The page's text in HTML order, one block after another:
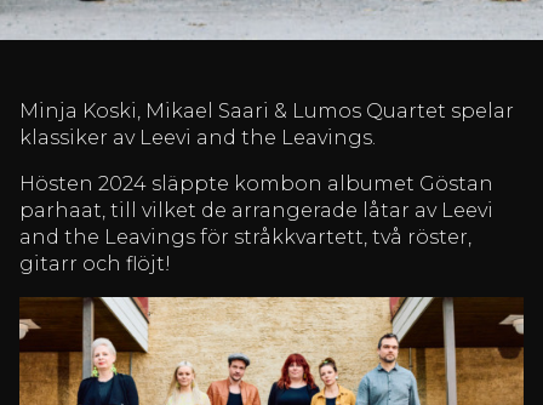
Minja Koski, Mikael Saari & Lumos Quartet spelar
klassiker av Leevi and the Leavings.
Hösten 2024 släppte kombon albumet Göstan
parhaat, till vilket de arrangerade låtar av Leevi
and the Leavings för stråkkvartett, två röster,
gitarr och flöjt!